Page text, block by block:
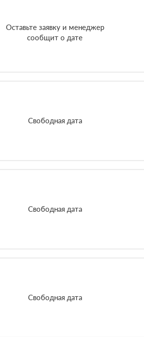
Оставьте заявку и менеджер
сообщит о дате
Свободная дата
Свободная дата
Свободная дата